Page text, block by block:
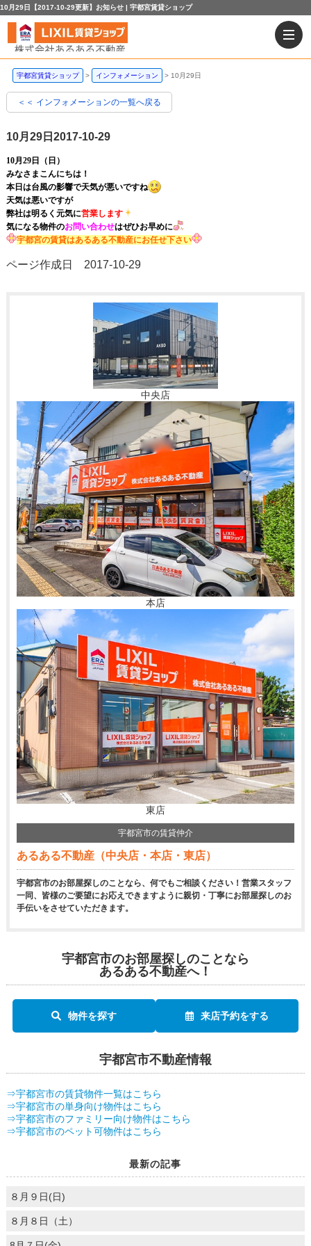
10月29日【2017-10-29更新】お知らせ | 宇都宮賃貸ショップ
宇都宮賃貸ショップ インフォメーション 10月29日
＜＜ インフォメーションの一覧へ戻る
10月29日2017-10-29
10月29日（日）
みなさまこんにちは！
本日は台風の影響で天気が悪いですね
天気は悪いですが
弊社は明るく元気に営業します
気になる物件のお問い合わせはぜひお早めに
宇都宮の賃貸はあるある不動産にお任せ下さい
ページ作成日 2017-10-29
中央店
本店
東店
宇都宮市の賃貸仲介
あるある不動産（中央店・本店・東店）
宇都宮市のお部屋探しのことなら、何でもご相談ください！営業スタッフ
一同、皆様のご要望にお応えできますように親切・丁寧にお部屋探しのお
手伝いをさせていただきます。
宇都宮市のお部屋探しのことなら
あるある不動産へ！
物件を探す 来店予約をする
宇都宮市不動産情報
⇒宇都宮市の賃貸物件一覧はこちら
⇒宇都宮市の単身向け物件はこちら
⇒宇都宮市のファミリー向け物件はこちら
⇒宇都宮市のペット可物件はこちら
最新の記事
８月９日(日)
８月８日（土）